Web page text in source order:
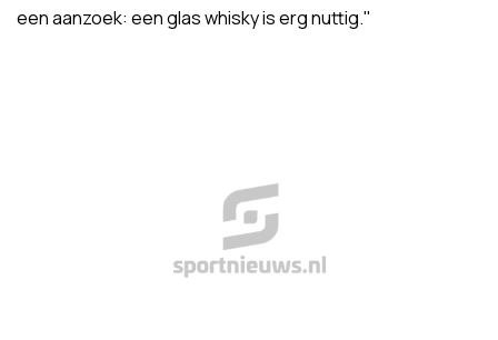
een aanzoek: een glas whisky is erg nuttig."